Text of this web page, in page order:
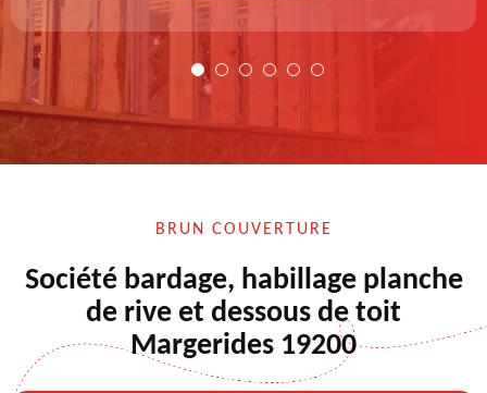
BRUN COUVERTURE
Société bardage, habillage planche
de rive et dessous de toit
Margerides 19200